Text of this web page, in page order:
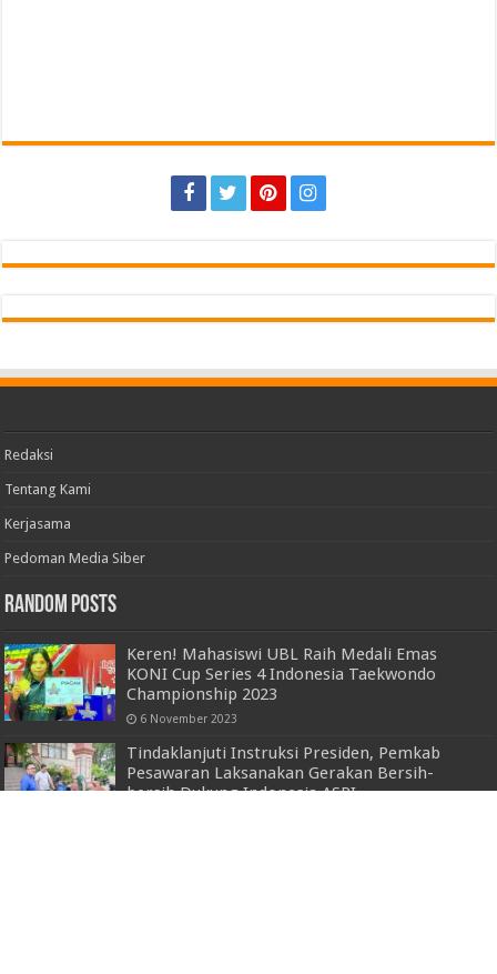
Redaksi
Tentang Kami
Kerjasama
Pedoman Media Siber
Random Posts
Keren! Mahasiswi UBL Raih Medali Emas
KONI Cup Series 4 Indonesia Taekwondo
Championship 2023
6 November 2023
Tindaklanjuti Instruksi Presiden, Pemkab
Pesawaran Laksanakan Gerakan Bersih-
bersih Dukung Indonesia ASRI